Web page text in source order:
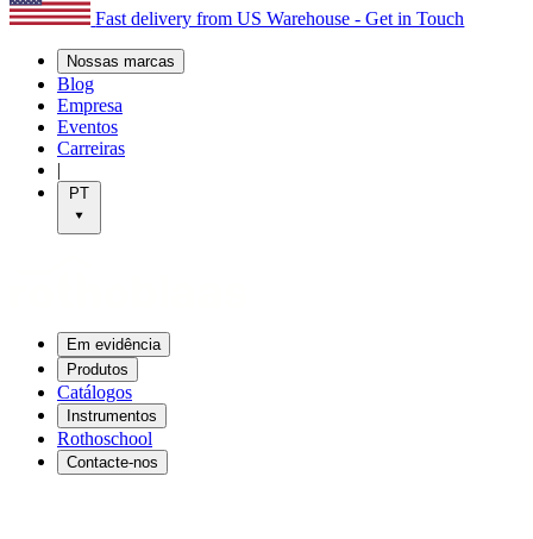
Fast delivery from US Warehouse - Get in Touch
Nossas marcas
Blog
Empresa
Eventos
Carreiras
|
PT
Em evidência
Produtos
Catálogos
Instrumentos
Rothoschool
Contacte-nos